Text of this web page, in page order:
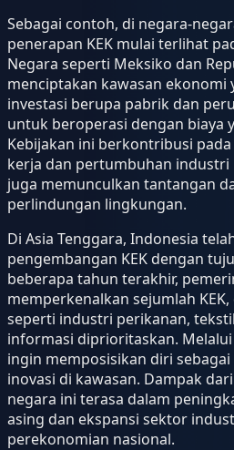
Sebagai contoh, di negara-
penerapan KEK mulai terlihat
Negara seperti Meksiko dan
menciptakan kawasan ekonomi
investasi berupa pabrik dan
untuk beroperasi dengan biaya
Kebijakan ini berkontribusi
kerja dan pertumbuhan
juga memunculkan tantangan
perlindungan lingkungan.
Di Asia Tenggara, Indonesia
pengembangan KEK dengan
beberapa tahun terakhir,
memperkenalkan sejumlah
seperti industri perikanan,
informasi diprioritaskan.
ingin memposisikan diri
inovasi di kawasan. Dampak
negara ini terasa dalam
asing dan ekspansi sektor
perekonomian nasional.